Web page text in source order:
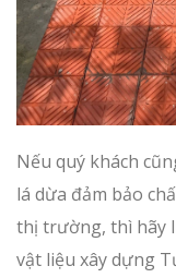
Nếu quý khách
lá dừa đảm bảo
thị trường, thì hãy
vật liệu xây dựng